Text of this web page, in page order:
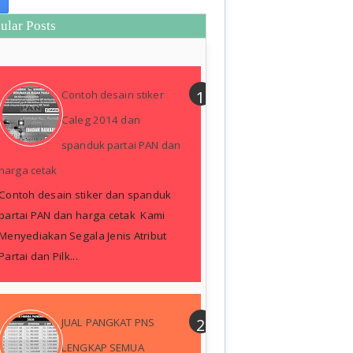
Posts
Contoh desain stiker
Caleg 2014 dan
spanduk partai PAN dan
cetak
desain stiker dan spanduk
PAN dan harga cetak Kami
Segala Jenis Atribut
dan Pilk...
JUAL PANGKAT PNS
LENGKAP SEMUA